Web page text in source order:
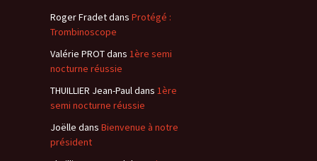
Roger Fradetdans Protégé :
Trombinoscope
Valérie PROTdans 1ère semi
nocturne réussie
THUILLIER Jean-Pauldans 1ère
semi nocturne réussie
Joëlle dans Bienvenue à notre
président